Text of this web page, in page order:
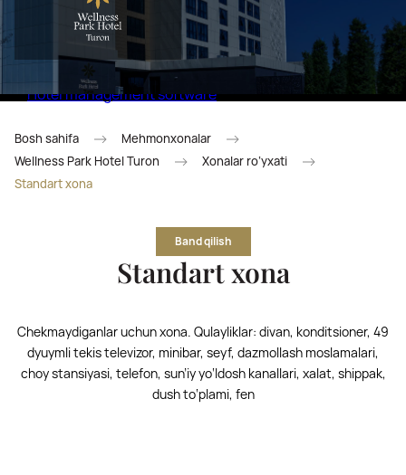
Hotel management software
Bosh sahifa
Mehmonxonalar
Wellness Park Hotel Turon
Xonalar ro‘yxati
Standart xona
Band qilish
Standart xona
Chekmaydiganlar uchun xona. Qulayliklar: divan, konditsioner, 49
dyuymli tekis televizor, minibar, seyf, dazmollash moslamalari,
choy stansiyasi, telefon, sun’iy yo‘ldosh kanallari, xalat, shippak,
dush to‘plami, fen